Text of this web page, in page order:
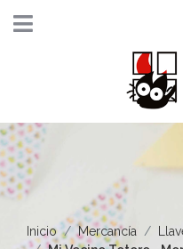
Inicio Mercancía